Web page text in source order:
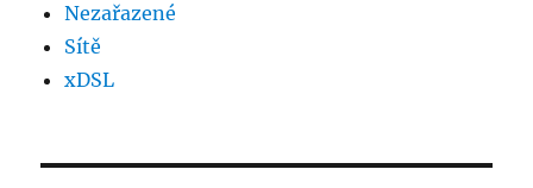
Nezařazené
Sítě
xDSL